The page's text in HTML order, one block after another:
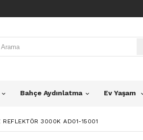
Bahçe Aydınlatma Ev Yaşam
REFLEKTÖR 3000K AD01-15001